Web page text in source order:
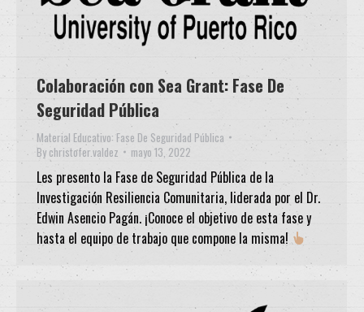
Colaboración con Sea Grant: Fase De
Seguridad Pública
Material Educativo: Fase De Seguridad Pública
By christofer.valdez mayo 13, 2022
Les presento la Fase de Seguridad Pública de la
Investigación Resiliencia Comunitaria, liderada por el Dr.
Edwin Asencio Pagán. ¡Conoce el objetivo de esta fase y
hasta el equipo de trabajo que compone la misma!